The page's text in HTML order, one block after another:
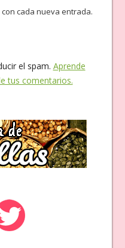
cada nueva entrada.
el spam. Aprende
tus comentarios.